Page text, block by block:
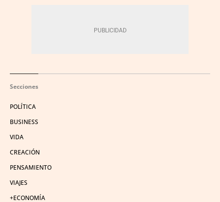
Secciones
POLÍTICA
BUSINESS
VIDA
CREACIÓN
PENSAMIENTO
VIAJES
+ECONOMÍA